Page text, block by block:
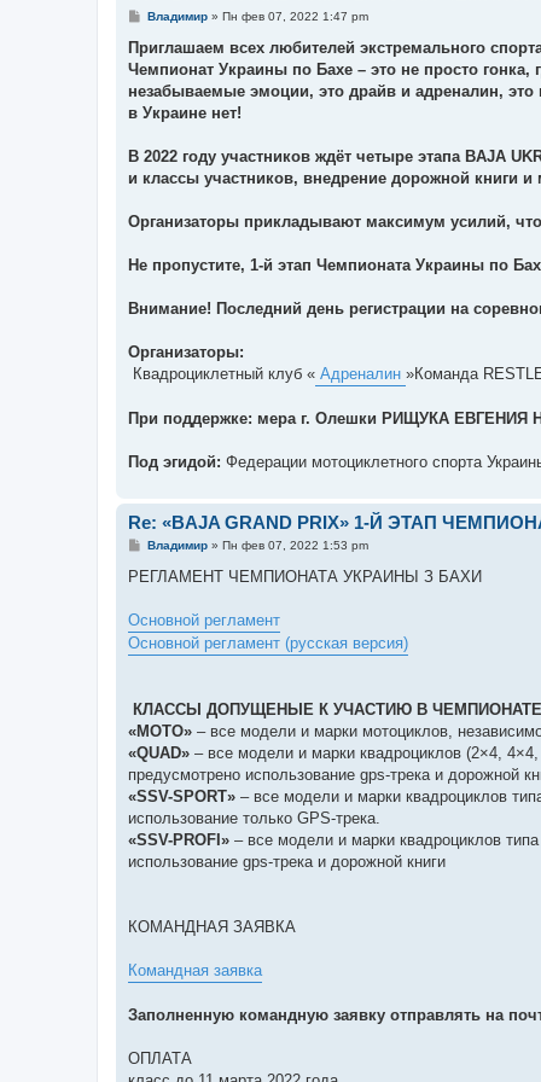
С
о
б
щ
е
и
Владимир» Пн фев 07, 2022 1:47 pm
Приглашаем всех любителей экстремального
Чемпионат Украины по Бахе – это не просто
незабываемые эмоции, это драйв и адреналин,
в Украине нет!
В 2022 году участников ждёт четыре этапа BAJA
и классы участников, внедрение дорожной книги и
Организаторы прикладывают максимум усилий,
Не пропустите, 1-й этап Чемпионата Украины по
Внимание! Последний день регистрации на
Организаторы:
Квадроциклетный клуб « Адреналин »Команда
При поддержке: мера г. Олешки РИЩУКА ЕВГЕНИЯ
Под эгидой: Федерации мотоциклетного спорта
Re: «BAJA GRAND PRIX» 1-Й ЭТАП
С
о
е
н
и
е
Владимир» Пн фев 07, 2022 1:53 pm
РЕГЛАМЕНТ ЧЕМПИОНАТА УКРАИНЫ З БАХИ
Основной регламент
Основной регламент (русская версия)
КЛАССЫ ДОПУЩЕНЫЕ К УЧАСТИЮ В ЧЕМПИОНАТЕ
«МОТО» – все модели и марки мотоциклов,
«QUAD» – все модели и марки квадроциклов (2×4,
предусмотрено использование gps-трека и дорожной
«SSV-SPORT» – все модели и марки квадроциклов
использование только GPS-трека.
«SSV-PROFI» – все модели и марки квадроциклов
использование gps-трека и дорожной книги
КОМАНДНАЯ ЗАЯВКА
Командная заявка
Заполненную командную заявку отправлять на
ОПЛАТА